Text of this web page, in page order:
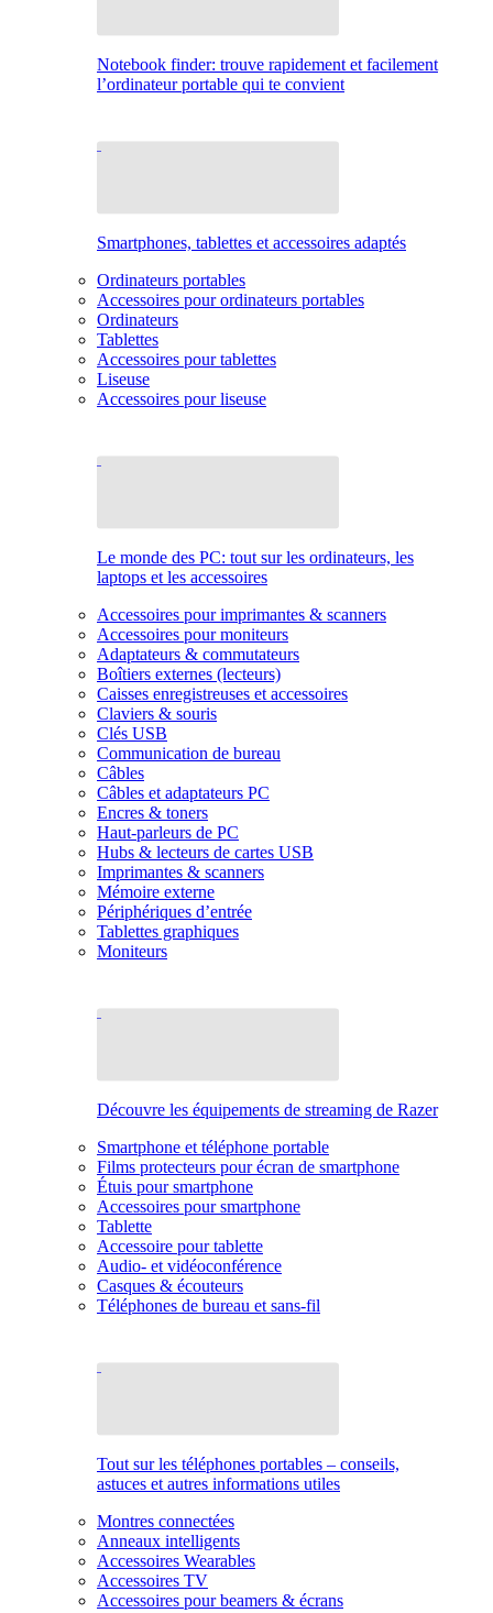
Notebook finder: trouve rapidement et facilement
l’ordinateur portable qui te convient
Smartphones, tablettes et accessoires adaptés
Ordinateurs portables
Accessoires pour ordinateurs portables
Ordinateurs
Tablettes
Accessoires pour tablettes
Liseuse
Accessoires pour liseuse
Le monde des PC: tout sur les ordinateurs, les
laptops et les accessoires
Accessoires pour imprimantes & scanners
Accessoires pour moniteurs
Adaptateurs & commutateurs
Boîtiers externes (lecteurs)
Caisses enregistreuses et accessoires
Claviers & souris
Clés USB
Communication de bureau
Câbles
Câbles et adaptateurs PC
Encres & toners
Haut-parleurs de PC
Hubs & lecteurs de cartes USB
Imprimantes & scanners
Mémoire externe
Périphériques d’entrée
Tablettes graphiques
Moniteurs
Découvre les équipements de streaming de Razer
Smartphone et téléphone portable
Films protecteurs pour écran de smartphone
Étuis pour smartphone
Accessoires pour smartphone
Tablette
Accessoire pour tablette
Audio- et vidéoconférence
Casques & écouteurs
Téléphones de bureau et sans-fil
Tout sur les téléphones portables – conseils,
astuces et autres informations utiles
Montres connectées
Anneaux intelligents
Accessoires Wearables
Accessoires TV
Accessoires pour beamers & écrans